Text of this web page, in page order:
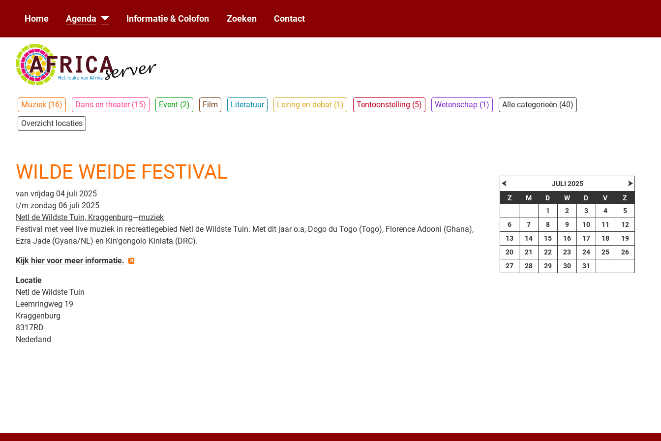
Home Agenda Informatie & Colofon Zoeken Contact
Muziek (16) Dans en theater (15) Event (2) Film Literatuur Lezing en debat (1) Tentoonstelling (5) Wetenschap (1)
Alle categorieën (40)
Overzicht locaties
WILDE WEIDE FESTIVAL
van vrijdag 04 juli 2025
t/m zondag 06 juli 2025
Netl de Wildste Tuin, Kraggenburg—muziek
Festival met veel live muziek in recreatiegebied Netl de Wildste Tuin. Met dit jaar o.a, Dogo du Togo (Togo), Florence Adooni (Ghana),
Ezra Jade (Gyana/NL) en Kin'gongolo Kiniata (DRC).
Kijk hier voor meer informatie.
Locatie
Netl de Wildste Tuin
Leemringweg 19
Kraggenburg
8317RD
Nederland
⮜ JULI 2025 ⮞
Z M D W D V
Z
1
2 3 4
5
6
7 8 9 10 11
12
13
14 15 16 17 18
19
20
21 22 23 24 25
26
27
28 29 30 31